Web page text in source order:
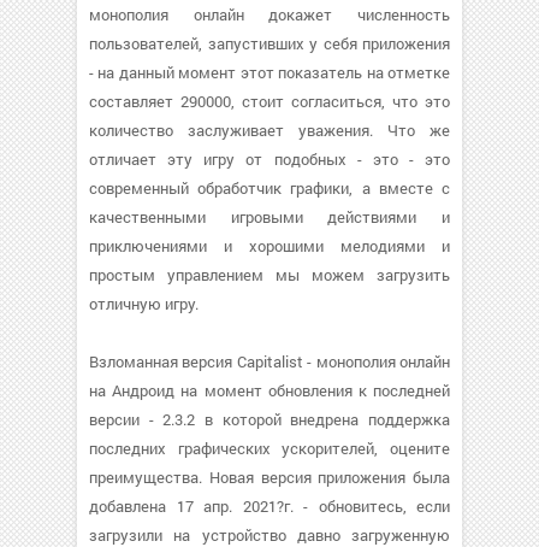
монополия онлайн докажет численность
пользователей, запустивших у себя приложения
- на данный момент этот показатель на отметке
составляет 290000, стоит согласиться, что это
количество заслуживает уважения. Что же
отличает эту игру от подобных - это - это
современный обработчик графики, а вместе с
качественными игровыми действиями и
приключениями и хорошими мелодиями и
простым управлением мы можем загрузить
отличную игру.
Взломанная версия Capitalist - монополия онлайн
на Андроид на момент обновления к последней
версии - 2.3.2 в которой внедрена поддержка
последних графических ускорителей, оцените
преимущества. Новая версия приложения была
добавлена 17 апр. 2021?г. - обновитесь, если
загрузили на устройство давно загруженную